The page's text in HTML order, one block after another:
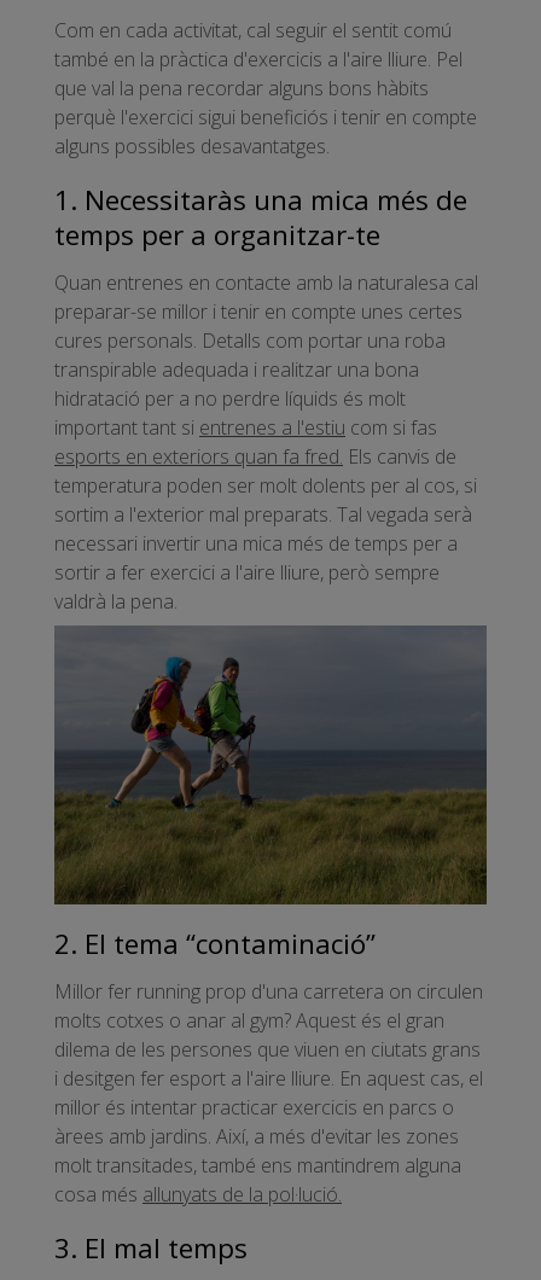
Com en cada activitat, cal seguir el sentit comú
també en la pràctica d'exercicis a l'aire lliure. Pel
que val la pena recordar alguns bons hàbits
perquè l'exercici sigui beneficiós i tenir en compte
alguns possibles desavantatges.
1. Necessitaràs una mica més de
temps per a organitzar-te
Quan entrenes en contacte amb la naturalesa cal
preparar-se millor i tenir en compte unes certes
cures personals. Detalls com portar una roba
transpirable adequada i realitzar una bona
hidratació per a no perdre líquids és molt
important tant si entrenes a l'estiu com si fas
esports en exteriors quan fa fred. Els canvis de
temperatura poden ser molt dolents per al cos, si
sortim a l'exterior mal preparats. Tal vegada serà
necessari invertir una mica més de temps per a
sortir a fer exercici a l'aire lliure, però sempre
valdrà la pena.
2. El tema “contaminació”
Millor fer running prop d'una carretera on circulen
molts cotxes o anar al gym? Aquest és el gran
dilema de les persones que viuen en ciutats grans
i desitgen fer esport a l'aire lliure. En aquest cas, el
millor és intentar practicar exercicis en parcs o
àrees amb jardins. Així, a més d'evitar les zones
molt transitades, també ens mantindrem alguna
cosa més allunyats de la pol·lució.
3. El mal temps